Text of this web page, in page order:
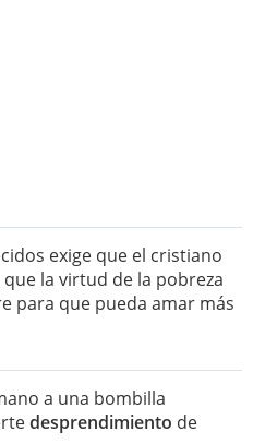
exige que el cristiano
que la virtud de la pobreza
para que pueda amar más
a una bombilla
desprendimiento de